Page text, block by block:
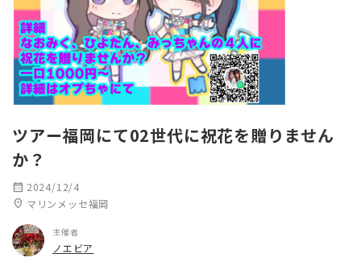
ツアー福岡にて02世代に祝花を贈りません
か？
calendar_month 2024/12/4
location_on マリンメッセ福岡
主催者
ノエビア